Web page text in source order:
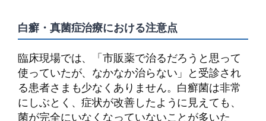
白癬・真菌症治療における注意点
臨床現場では、「市販薬で治るだろうと思って
使っていたが、なかなか治らない」と受診され
る患者さまも少なくありません。白癬菌は非常
にしぶとく、症状が改善したように見えても、
菌が完全にいなくなっていないことが多いた